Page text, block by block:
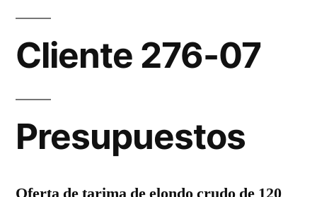
Cliente 276-07
Presupuestos